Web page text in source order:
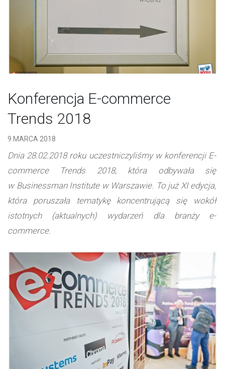
Konferencja E-commerce
Trends 2018
9 MARCA 2018
Dnia 28.02.2018 roku uczestniczyliśmy w konferencji E-
commerce Trends 2018, która odbywała się
w Businessman Institute w Warszawie. To już XI edycja,
która poruszała tematykę koncentrującą się wokół
istotnych (aktualnych) wydarzeń dla branży e-
commerce.